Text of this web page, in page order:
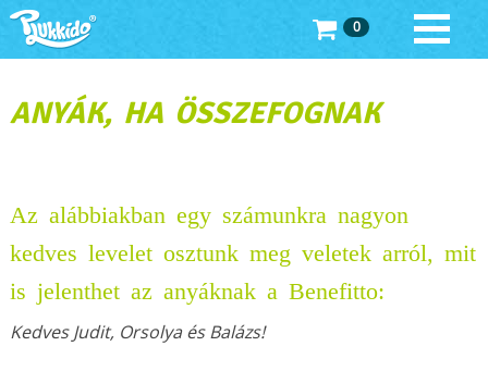
0
ANYÁK, HA ÖSSZEFOGNAK
Az alábbiakban egy számunkra nagyon
kedves levelet osztunk meg veletek arról, mit
is jelenthet az anyáknak a Benefitto:
Kedves Judit, Orsolya és Balázs!